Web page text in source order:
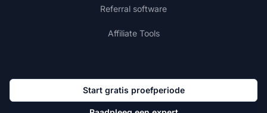
Referral software
Affiliate Tools
Start gratis proefperiode